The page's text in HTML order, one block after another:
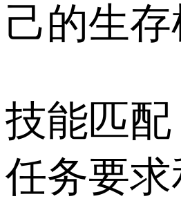
己的生存
技能匹
任务要求